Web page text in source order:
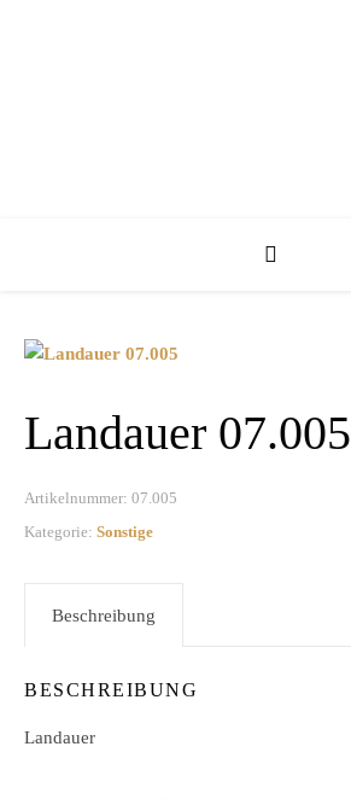
Landauer 07.005
Artikelnummer: 07.005
Kategorie: Sonstige
Beschreibung
BESCHREIBUNG
Landauer